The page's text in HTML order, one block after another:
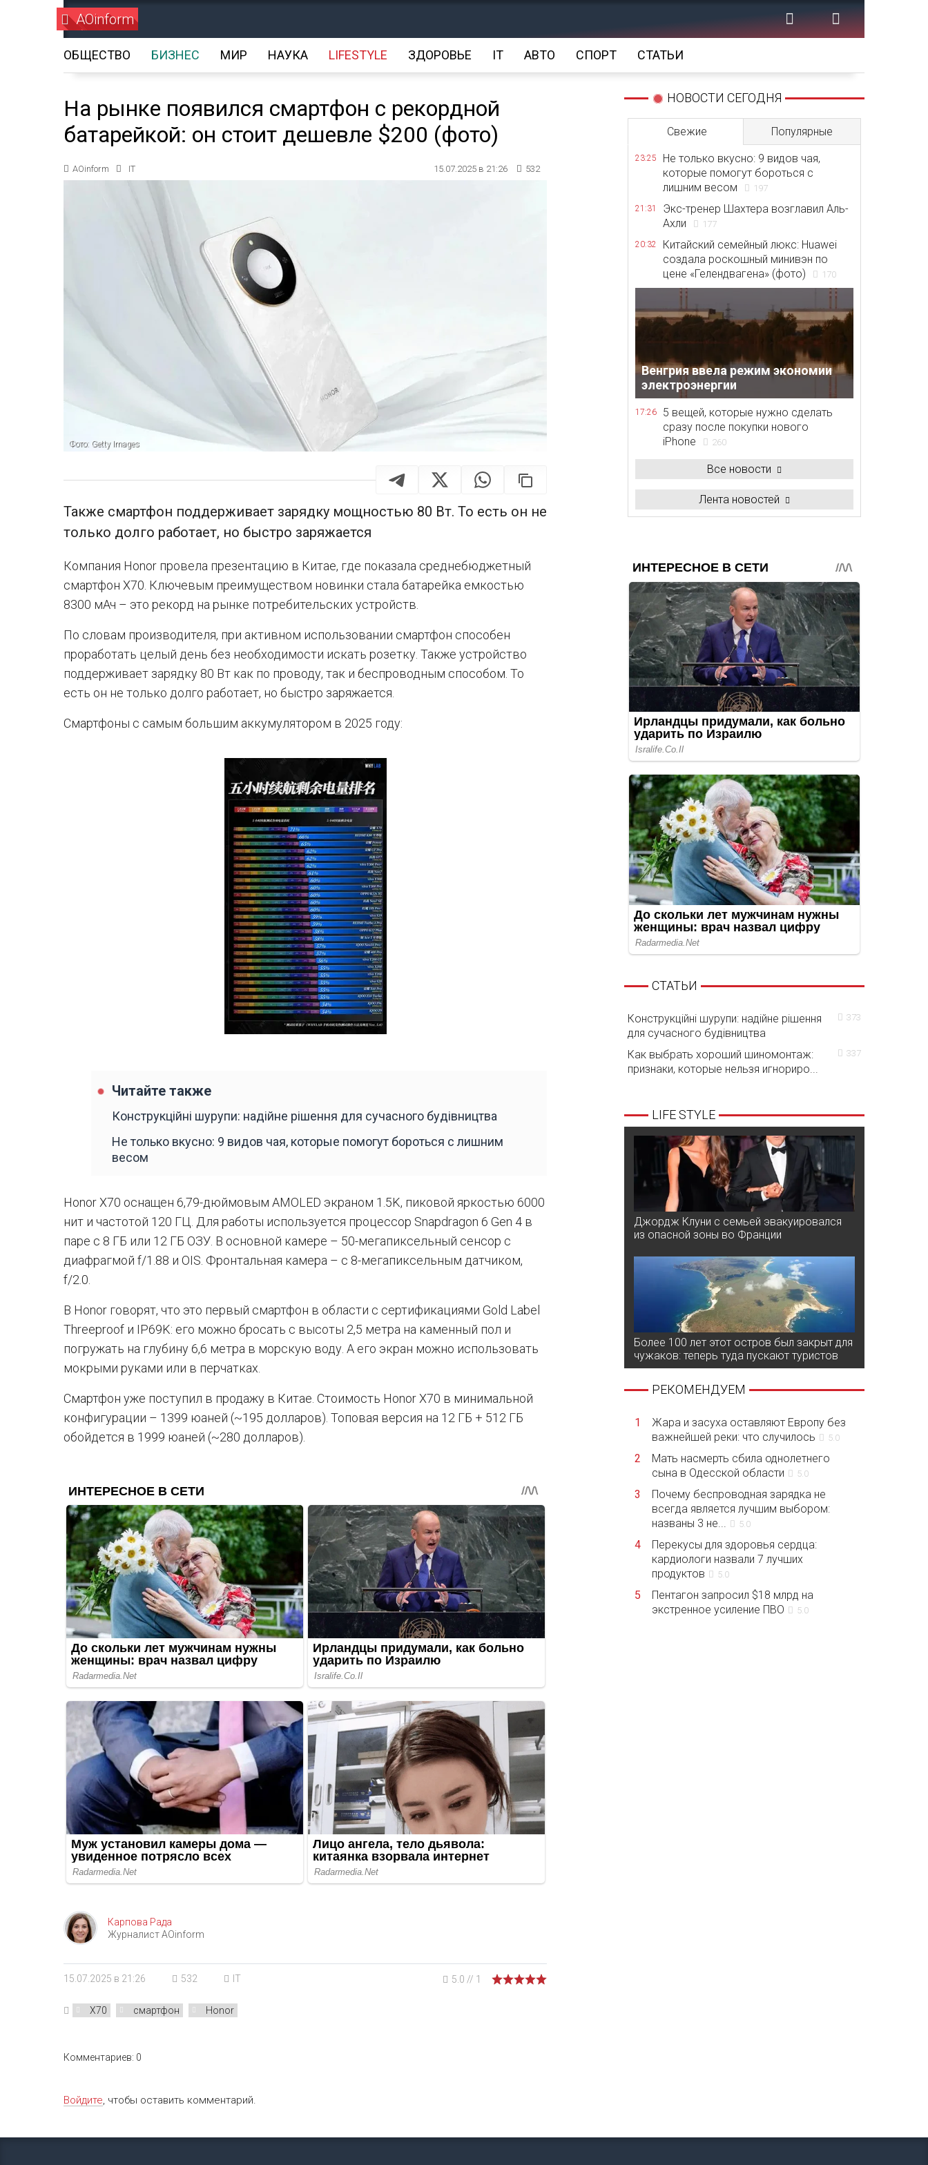
AOinform
ОБЩЕСТВО БИЗНЕС МИР НАУКА LIFESTYLE ЗДОРОВЬЕ IT АВТО СПОРТ СТАТЬИ
На рынке появился смартфон с рекордной
батарейкой: он стоит дешевле $200 (фото)
AOinform IT 15.07.2025 в 21:26 532
Фото: Getty Images
Также смартфон поддерживает зарядку мощностью 80 Вт. То есть он не
только долго работает, но быстро заряжается
Компания Honor провела презентацию в Китае, где показала среднебюджетный
смартфон X70. Ключевым преимуществом новинки стала батарейка емкостью
8300 мАч – это рекорд на рынке потребительских устройств.
По словам производителя, при активном использовании смартфон способен
проработать целый день без необходимости искать розетку. Также устройство
поддерживает зарядку 80 Вт как по проводу, так и беспроводным способом. То
есть он не только долго работает, но быстро заряжается.
Смартфоны с самым большим аккумулятором в 2025 году:
Читайте также
Конструкційні шурупи: надійне рішення для сучасного будівництва
Не только вкусно: 9 видов чая, которые помогут бороться с лишним
весом
Honor X70 оснащен 6,79-дюймовым AMOLED экраном 1.5K, пиковой яркостью 6000
нит и частотой 120 ГЦ. Для работы используется процессор Snapdragon 6 Gen 4 в
паре с 8 ГБ или 12 ГБ ОЗУ. В основной камере – 50-мегапиксельный сенсор с
диафрагмой f/1.88 и OIS. Фронтальная камера – с 8-мегапиксельным датчиком,
f/2.0.
В Honor говорят, что это первый смартфон в области с сертификациями Gold Label
Threeproof и IP69K: его можно бросать с высоты 2,5 метра на каменный пол и
погружать на глубину 6,6 метра в морскую воду. А его экран можно использовать
мокрыми руками или в перчатках.
Смартфон уже поступил в продажу в Китае. Стоимость Honor X70 в минимальной
конфигурации – 1399 юаней (~195 долларов). Топовая версия на 12 ГБ + 512 ГБ
обойдется в 1999 юаней (~280 долларов).
Карпова Рада
Журналист AOinform
15.07.2025 в 21:26 532 IT 5.0 // 1
X70 смартфон Honor
Комментариев: 0
Войдите, чтобы оставить комментарий.
НОВОСТИ СЕГОДНЯ
Свежие Популярные
23:25
Не только вкусно: 9 видов чая,
которые помогут бороться с
лишним весом
197
21:31
Экс-тренер Шахтера возглавил Аль-
Ахли
177
20:32
Китайский семейный люкс: Huawei
создала роскошный минивэн по
цене «Гелендвагена» (фото)
170
Венгрия ввела режим экономии
электроэнергии
17:26
5 вещей, которые нужно сделать
сразу после покупки нового
iPhone
260
Все новости
Лента новостей
СТАТЬИ
Конструкційні шурупи: надійне рішення
для сучасного будівництва
373
Как выбрать хороший шиномонтаж:
признаки, которые нельзя игнориро...
337
LIFE STYLE
Джордж Клуни с семьей эвакуировался
из опасной зоны во Франции
Более 100 лет этот остров был закрыт для
чужаков: теперь туда пускают туристов
РЕКОМЕНДУЕМ
1
Жара и засуха оставляют Европу без
важнейшей реки: что случилось
5.0
2
Мать насмерть сбила однолетнего
сына в Одесской области
5.0
3
Почему беспроводная зарядка не
всегда является лучшим выбором:
названы 3 не...
5.0
4
Перекусы для здоровья сердца:
кардиологи назвали 7 лучших
продуктов
5.0
5
Пентагон запросил $18 млрд на
экстренное усиление ПВО
5.0